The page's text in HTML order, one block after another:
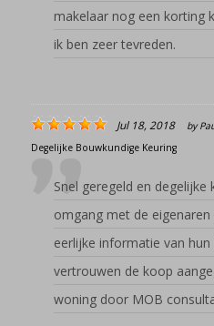
makelaar nog een korting
ik ben zeer tevreden.
Jul 18, 2018 by
Degelijke Bouwkundige Keuring
Snel geregeld en degelijke
omgang met de
eerlijke informatie van
vertrouwen de koop
woning door MOB